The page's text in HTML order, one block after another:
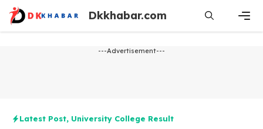
Skip
content
Dkkhabar.com
---Advertisement---
Latest Post, University College Result